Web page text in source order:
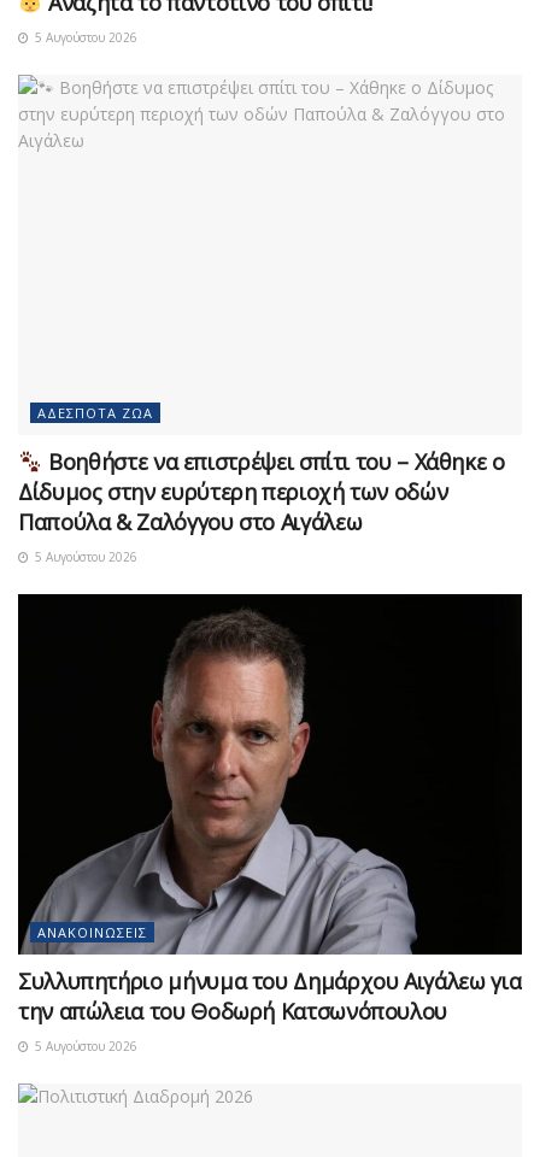
5 Αυγούστου 2026
ΑΔΈΣΠΟΤΑ ΖΏΑ
Βοηθήστε να επιστρέψει σπίτι του – Χάθηκε ο
Δίδυμος στην ευρύτερη περιοχή των οδών
Παπούλα & Ζαλόγγου στο Αιγάλεω
5 Αυγούστου 2026
ΑΝΑΚΟΙΝΏΣΕΙΣ
Συλλυπητήριο μήνυμα του Δημάρχου Αιγάλεω για
την απώλεια του Θοδωρή Κατσωνόπουλου
5 Αυγούστου 2026